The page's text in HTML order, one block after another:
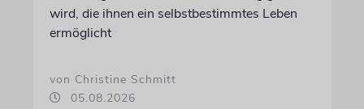
wird, die ihnen ein selbstbestimmtes Leben
ermöglicht
von Christine Schmitt
05.08.2026